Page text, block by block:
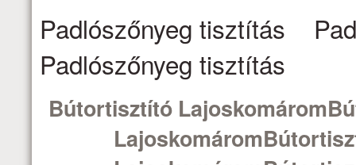
Padlószőnyeg tisztítás
Padlószőnyeg tisztítás
Bútortisztító